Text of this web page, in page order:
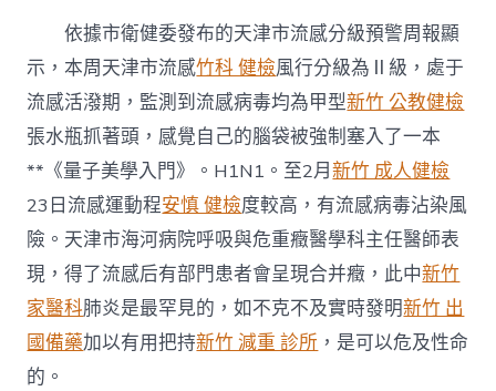
流
感
繼
發
肺
炎
能
夠
危
及
性
新
竹
森
和
診
依據市衛健委發布的天津市流感分級預警周報顯
示，本周天津市流感竹科 健檢風行分級為Ⅱ級，處于
流感活潑期，監測到流感病毒均為甲型新竹 公教健檢
張水瓶抓著頭，感覺自己的腦袋被強制塞入了一本
**《量子美學入門》。H1N1。至2月新竹 成人健檢
23日流感運動程安慎 健檢度較高，有流感病毒沾染風
險。天津市海河病院呼吸與危重癥醫學科主任醫師表
現，得了流感后有部門患者會呈現合并癥，此中新竹
家醫科肺炎是最罕見的，如不克不及實時發明新竹 出
國備藥加以有用把持新竹 減重 診所 ，是可以危及性命
的。